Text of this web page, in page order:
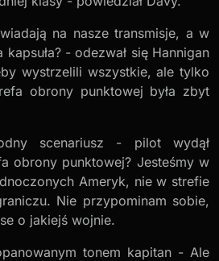
na nasze transmisje, a w
- odezwał się Hannigan
wystrzelili wszystkie, ale tylko
obrony punktowej była zbyt
scenariusz - pilot wydął
obrony punktowej? Jesteśmy w
Ameryk, nie w strefie
Nie przypominam sobie,
o jakiejś wojnie.
tonem kapitan - Ale